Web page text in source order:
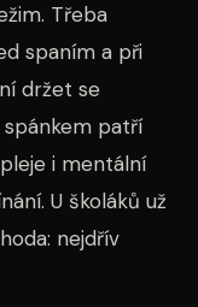
Třeba
spaním a při
držet se
spánkem patří
i mentální
U školáků už
nejdřív